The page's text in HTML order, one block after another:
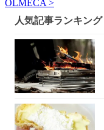
OLMECA >
人気記事ランキング